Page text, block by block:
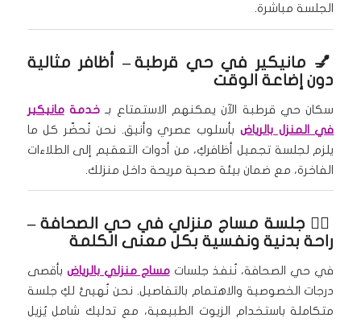
الجلسة مباشرة.
💅 مانيكير في حي قرطبة– أظافر مثالية
دون إضاعة الوقت
سكان حي قرطبة الآن يمكنهم الاستمتاع بـخدمةمانيكير
في المنزل بالرياض بأسلوب عصري وأنيق. نحن نُحضّر كل ما
يلزم لجلسة تجميل أظافركِ، من أدوات التعقيم إلى الطلاءات
الفاخرة، مع ضمان بيئة صحية مريحة داخل منزلك.
🧖‍♀️ جلسة مساج منزلي في حي الصحافة–
راحة بدنية ونفسية بكل معنى الكلمة
في حي الصحافة، نُنفذ جلساتمساج منزلي بالرياض بأقصى
درجات الخصوصية والاهتمام بالتفاصيل. نحن نُهيئ لكِ جلسة
متكاملة باستخدام الزيوت الطبيعية، مع تدليك شامل يُزيل